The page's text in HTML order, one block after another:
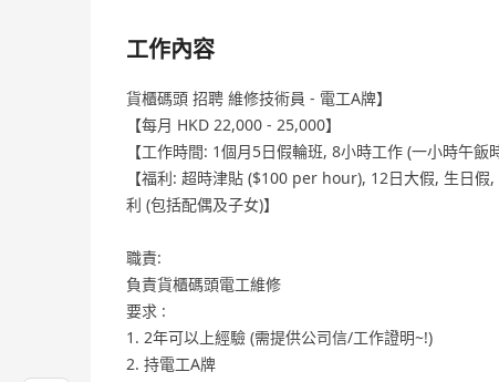
工作內容
貨櫃碼頭 招聘 維修技術員 - 電工A牌】
【每月 HKD 22,000 - 25,000】
【工作時間: 1個月5日假輪班, 8小時工作 (一小時午飯
【福利: 超時津貼 ($100 per hour), 12日大假, 生日
利 (包括配偶及子女)】
職責:
負責貨櫃碼頭電工維修
要求 :
1. 2年可以上經驗 (需提供公司信/工作證明~!)
2. 持電工A牌